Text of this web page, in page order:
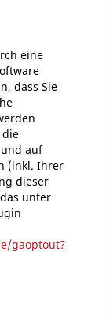
eine
dass Sie
die
auf
(inkl. Ihrer
dieser
unter
gaoptout?